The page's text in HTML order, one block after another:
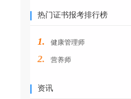
热门证书报考排行榜
1. 健康管理师
2. 营养师
资讯